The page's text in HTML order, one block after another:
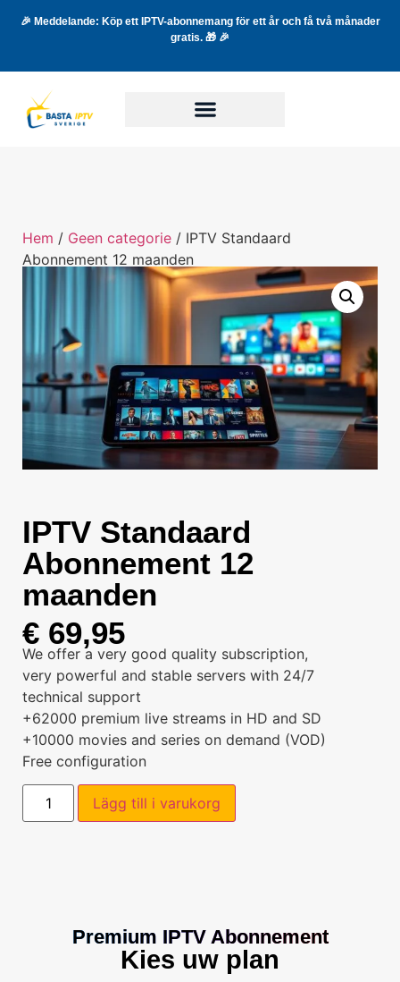
🎉 Meddelande: Köp ett IPTV-abonnemang för ett år och få två månader
gratis. 🎁 🎉
Hem / Geen categorie / IPTV Standaard
Abonnement 12 maanden
IPTV Standaard
Abonnement 12
maanden
€ 69,95
We offer a very good quality subscription,
very powerful and stable servers with 24/7
technical support
+62000 premium live streams in HD and SD
+10000 movies and series on demand (VOD)
Free configuration
Lägg till i varukorg
Premium IPTV Abonnement
Kies uw plan